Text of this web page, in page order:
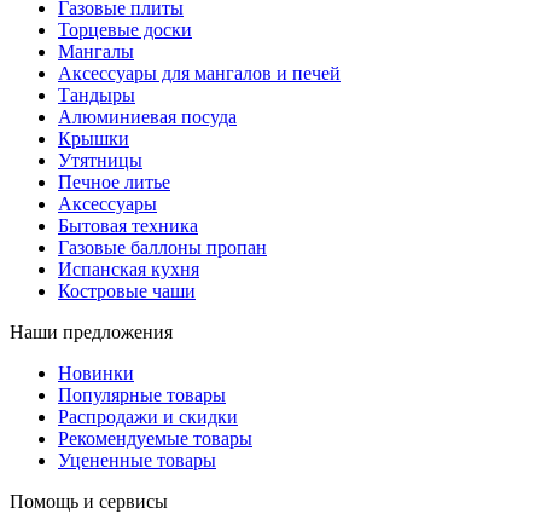
Газовые плиты
Торцевые доски
Мангалы
Аксессуары для мангалов и печей
Тандыры
Алюминиевая посуда
Крышки
Утятницы
Печное литье
Аксессуары
Бытовая техника
Газовые баллоны пропан
Испанская кухня
Костровые чаши
Наши предложения
Новинки
Популярные товары
Распродажи и скидки
Рекомендуемые товары
Уцененные товары
Помощь и сервисы